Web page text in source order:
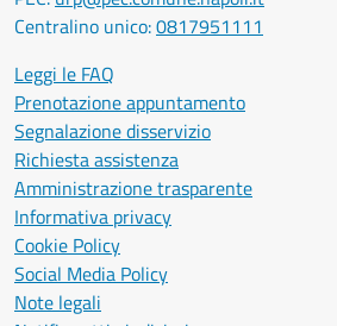
Centralino unico:0817951111
Leggi le FAQ
Prenotazione appuntamento
Segnalazione disservizio
Richiesta assistenza
Amministrazione trasparente
Informativa privacy
Cookie Policy
Social Media Policy
Note legali